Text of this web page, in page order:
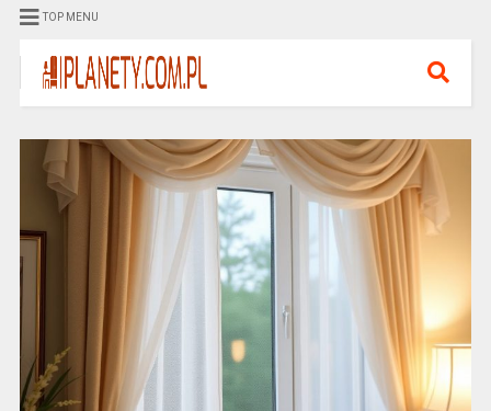
TOP MENU